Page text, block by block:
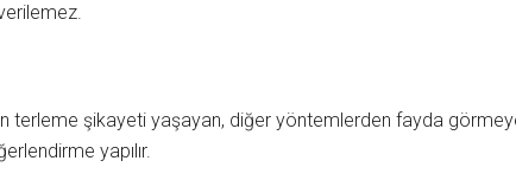
terleme şikayeti yaşayan, diğer yöntemlerden fayda
yapılır.